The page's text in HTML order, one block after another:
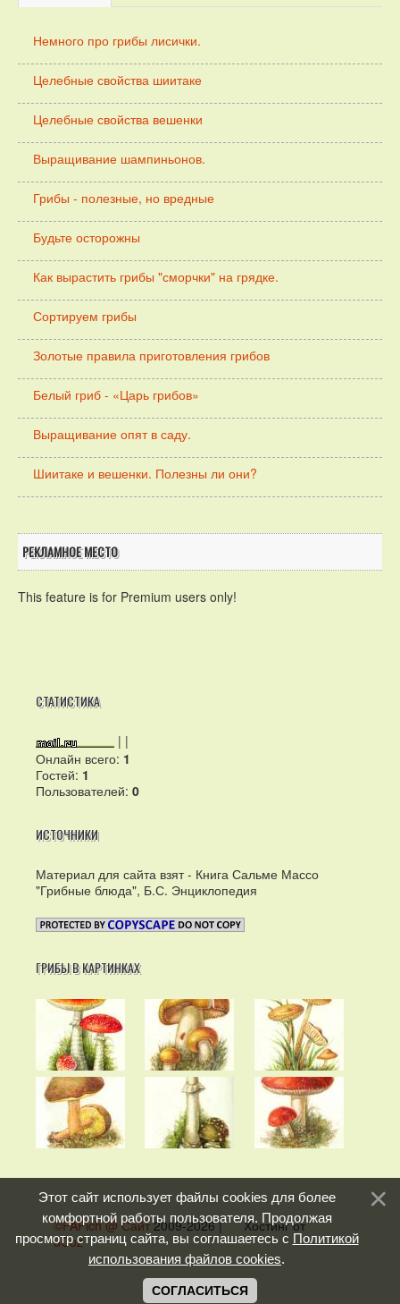
Немного про грибы лисички.
Целебные свойства шиитаке
Целебные свойства вешенки
Выращивание шампиньонов.
Грибы - полезные, но вредные
Будьте осторожны
Как вырастить грибы "сморчки" на грядке.
Сортируем грибы
Золотые правила приготовления грибов
Белый гриб - «Царь грибов»
Выращивание опят в саду.
Шиитаке и вешенки. Полезны ли они?
РЕКЛАМНОЕ МЕСТО
This feature is for Premium users only!
СТАТИСТИКА
| |
Онлайн всего: 1
Гостей: 1
Пользователей: 0
ИСТОЧНИКИ
Материал для сайта взят - Книга Сальме Массо
"Грибные блюда", Б.С. Энциклопедия
ГРИБЫ В КАРТИНКАХ
©PAPich @ Сайт2009-2026|
Хостинг от
uCoz
Этот сайт использует файлы cookies для более
комфортной работы пользователя. Продолжая
просмотр страниц сайта, вы соглашаетесь с Политикой
использования файлов cookies.
СОГЛАСИТЬСЯ